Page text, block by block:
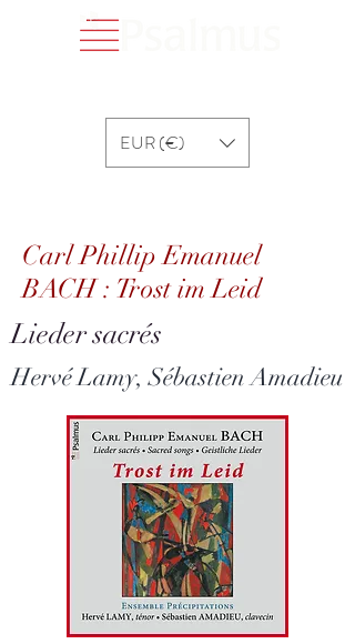
EUR (€)
Carl Phillip Emanuel
BACH : Trost im Leid
Lieder sacrés
Hervé Lamy, Sébastien Amadieu